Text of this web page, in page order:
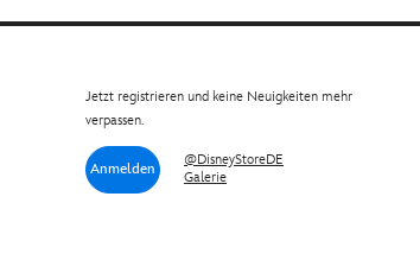
Jetzt registrieren und keine Neuigkeiten mehr
verpassen.
Anmelden
@DisneyStoreDE
Galerie